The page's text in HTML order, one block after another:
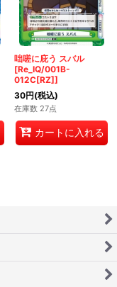
咄嗟に庇う スバル
[Re_IQ/001B-
012C[RZ]]
30円(税込)
在庫数 27点
カートに入れる